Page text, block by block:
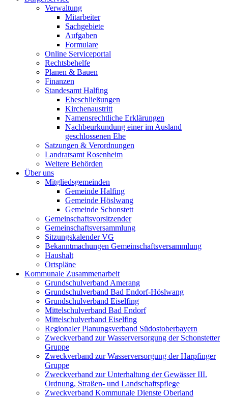
Verwaltung
Mitarbeiter
Sachgebiete
Aufgaben
Formulare
Online Serviceportal
Rechtsbehelfe
Planen & Bauen
Finanzen
Standesamt Halfing
Eheschließungen
Kirchenaustritt
Namensrechtliche Erklärungen
Nachbeurkundung einer im Ausland
geschlossenen Ehe
Satzungen & Verordnungen
Landratsamt Rosenheim
Weitere Behörden
Über uns
Mitgliedsgemeinden
Gemeinde Halfing
Gemeinde Höslwang
Gemeinde Schonstett
Gemeinschaftsvorsitzender
Gemeinschaftsversammlung
Sitzungskalender VG
Bekanntmachungen Gemeinschaftsversammlung
Haushalt
Ortspläne
Kommunale Zusammenarbeit
Grundschulverband Amerang
Grundschulverband Bad Endorf-Höslwang
Grundschulverband Eiselfing
Mittelschulverband Bad Endorf
Mittelschulverband Eiselfing
Regionaler Planungsverband Südostoberbayern
Zweckverband zur Wasserversorgung der Schonstetter
Gruppe
Zweckverband zur Wasserversorgung der Harpfinger
Gruppe
Zweckverband zur Unterhaltung der Gewässer III.
Ordnung, Straßen- und Landschaftspflege
Zweckverband Kommunale Dienste Oberland